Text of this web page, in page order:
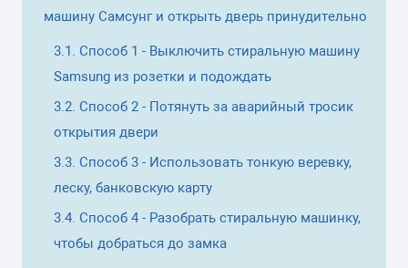
машину Самсунг и открыть дверь принудительно
Способ 1 - Выключить стиральную машину
Samsung из розетки и подождать
Способ 2 - Потянуть за аварийный тросик
открытия двери
Способ 3 - Использовать тонкую веревку,
леску, банковскую карту
Способ 4 - Разобрать стиральную машинку,
чтобы добраться до замка